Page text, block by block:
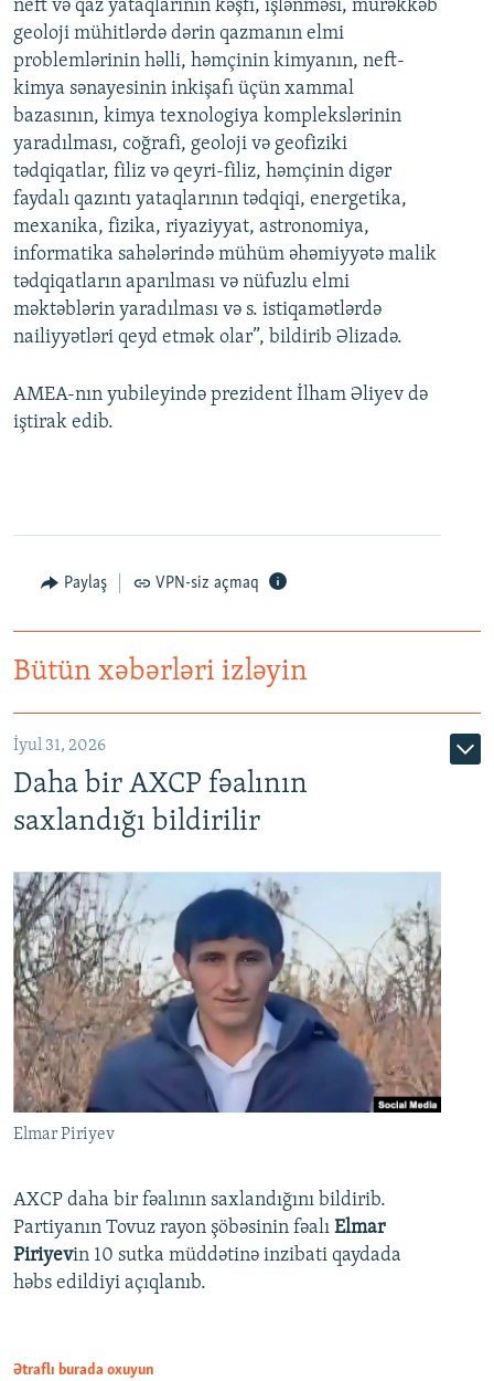
neft və qaz yataqlarının kəşfi, işlənməsi, mürəkkəb
geoloji mühitlərdə dərin qazmanın elmi
problemlərinin həlli, həmçinin kimyanın, neft-
kimya sənayesinin inkişafı üçün xammal
bazasının, kimya texnologiya komplekslərinin
yaradılması, coğrafi, geoloji və geofiziki
tədqiqatlar, filiz və qeyri-filiz, həmçinin digər
faydalı qazıntı yataqlarının tədqiqi, energetika,
mexanika, fizika, riyaziyyat, astronomiya,
informatika sahələrində mühüm əhəmiyyətə malik
tədqiqatların aparılması və nüfuzlu elmi
məktəblərin yaradılması və s. istiqamətlərdə
nailiyyətləri qeyd etmək olar”, bildirib Əlizadə.
AMEA-nın yubileyində prezident İlham Əliyev də
iştirak edib.
Paylaş VPN-siz açmaq
Bütün xəbərləri izləyin
İyul 31, 2026
Daha bir AXCP fəalının
saxlandığı bildirilir
Elmar Piriyev
AXCP daha bir fəalının saxlandığını bildirib.
Partiyanın Tovuz rayon şöbəsinin fəalı Elmar
Piriyevin 10 sutka müddətinə inzibati qaydada
həbs edildiyi açıqlanıb.
Ətraflı burada oxuyun